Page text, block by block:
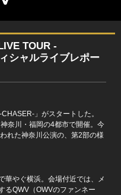
TOUR -
シャルライブレポー
」がスタートした。
奈川・福岡の4都市で開催。今
れた神奈川公演の、第2部の様
華やぐ横浜。会場付近では、メ
るQWV（OWVのファンネー